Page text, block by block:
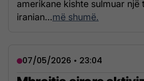
amerikane kishte sulmuar një
iranian...më shumë.
07/05/2026 • 23:04